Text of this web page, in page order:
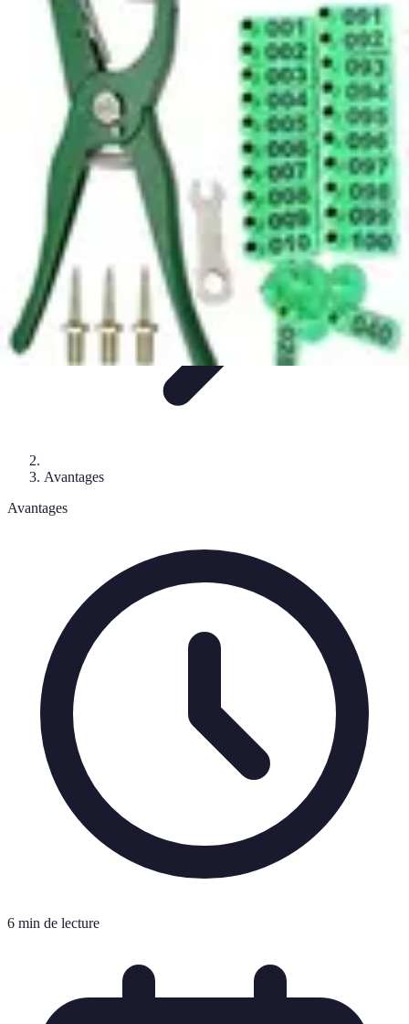
Peinture Sur Mesure
Psychologie des Couleurs PersonnalisationÉconomie et
ÉcologieConseilsIntroduction
Peinture Sur Mesure
Avantages
Avantages
6 min de lecture